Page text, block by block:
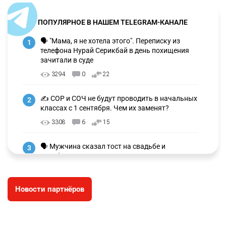
ПОПУЛЯРНОЕ В НАШЕМ TELEGRAM-КАНАЛЕ
1
🗣 "Мама, я не хотела этого". Переписку из
телефона Нурай Серикбай в день похищения
зачитали в суде
3294 0 22
2
✍️ СОР и СОЧ не будут проводить в начальных
классах с 1 сентября. Чем их заменят?
3308 6 15
3
🗣 Мужчина сказал тост на свадьбе и
заработал уголовное дело
🐏 Скота больше, а мясо дороже. Почему в
Казахстане продолжают расти цены на
Новости партнёров